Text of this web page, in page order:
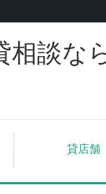
相談な
貸店舗